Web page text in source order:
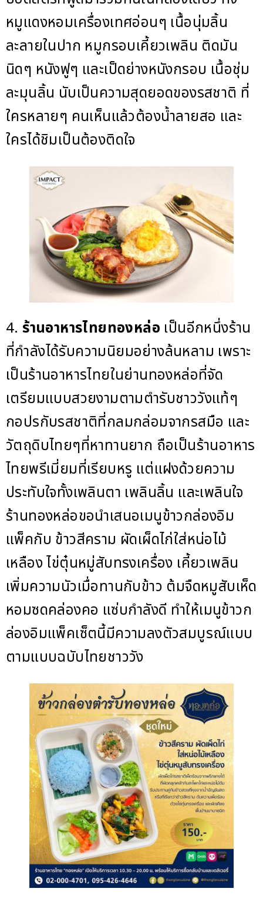
หมูแดงหอมเครื่องเทศอ่อนๆ เนื้อนุ่มลิ้น
ละลายในปาก หมูกรอบเคี้ยวเพลิน ติดมัน
นิดๆ หนังฟูๆ และเป็ดย่างหนังกรอบ เนื้อชุ่ม
ละมุนลิ้น นับเป็นความสุดยอดของรสชาติ ที่
ใครหลายๆ คนเห็นแล้วต้องน้ำลายสอ และ
ใครได้ชิมเป็นต้องติดใจ
4.ร้านอาหารไทยทองหล่อ เป็นอีกหนึ่งร้าน
ที่กำลังได้รับความนิยมอย่างล้นหลาม เพราะ
เป็นร้านอาหารไทยในย่านทองหล่อที่จัด
เตรียมแบบสวยงามตามตำรับชาววังแท้ๆ
กอปรกับรสชาติที่กลมกล่อมจากรสมือ และ
วัตถุดิบไทยๆที่หาทานยาก ถือเป็นร้านอาหาร
ไทยพรีเมี่ยมที่เรียบหรู แต่แฝงด้วยความ
ประทับใจทั้งเพลินตา เพลินลิ้น และเพลินใจ
ร้านทองหล่อขอนำเสนอเมนูข้าวกล่องอิม
แพ็คกับ ข้าวสีคราม ผัดเผ็ดไก่ใส่หน่อไม้
เหลือง ไข่ตุ๋นหมู่สับทรงเครื่อง เคี้ยวเพลิน
เพิ่มความนัวเมื่อทานกับข้าว ต้มจืดหมูสับเห็ด
หอมซดคล่องคอ แซ่บกำลังดี ทำให้เมนูข้าวก
ล่องอิมแพ็คเซ็ตนี้มีความลงตัวสมบูรณ์แบบ
ตามแบบฉบับไทยชาววัง